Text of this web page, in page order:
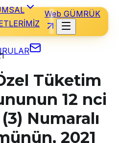
Web GÜMRÜK
Tüketim
12 nci
Numaralı
2021